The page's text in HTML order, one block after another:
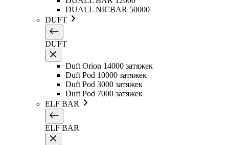
DUALL NICBAR 50000
DUFT
DUFT
Duft Orion 14000 затяжек
Duft Pod 10000 затяжек
Duft Pod 3000 затяжек
Duft Pod 7000 затяжек
ELF BAR
ELF BAR